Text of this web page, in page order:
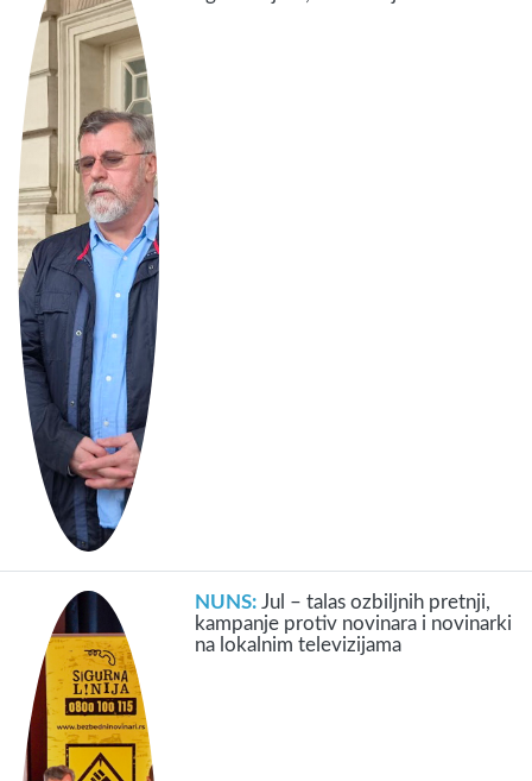
NUNS:Jul – talas ozbiljnih pretnji,
kampanje protiv novinara i novinarki
na lokalnim televizijama